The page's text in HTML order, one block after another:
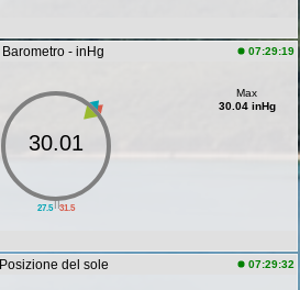
Barometro - inHg 07:29:19
||
27.5 31.5
30.01
Max
30.04 inHg
Posizione del sole 07:29:32